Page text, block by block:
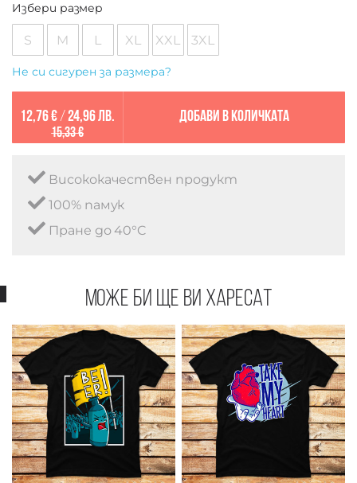
Избери размер
S M L XL XXL 3XL
Не си сигурен за размера?
12,76 €/ 24,96 лв.
15,33 €
Добави в количката
Висококачествен продукт
100% памук
Пране до 40°C
Може би ще ви харесат